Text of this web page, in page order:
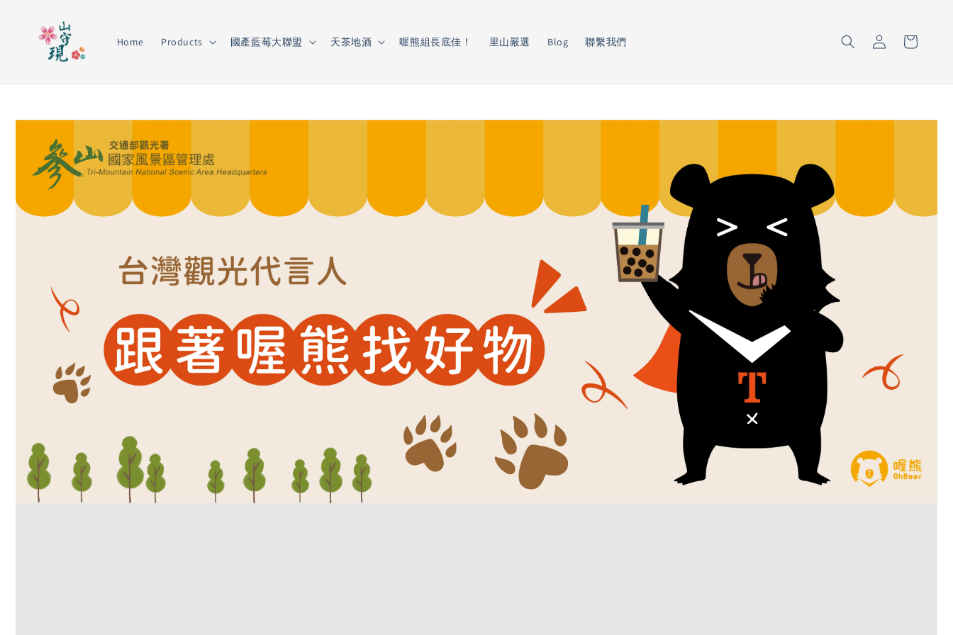
Home Products 國產藍莓大聯盟 天茶地酒 喔熊組長底佳！ 里山嚴選 Blog 聯繫我們